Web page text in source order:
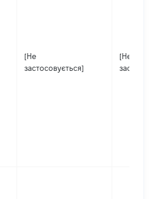
[Не
застосовується]
[Не